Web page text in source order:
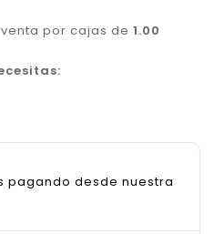
por cajas de 1.00
pagando desde nuestra